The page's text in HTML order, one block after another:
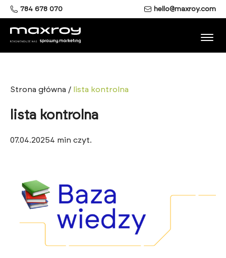
784 678 070 hello@maxroy.com
Strona główna / lista kontrolna
lista kontrolna
07.04.20254 min czyt.